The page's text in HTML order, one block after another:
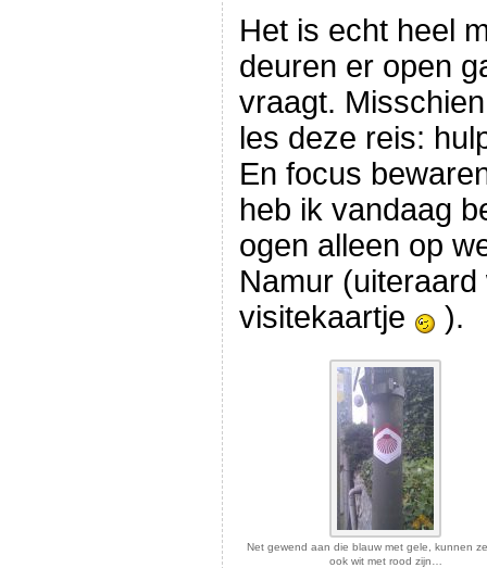
Het is echt heel
deuren er open
vraagt.
les deze reis:
En focus
heb ik vandaag
ogen alleen op
Namur
visitekaartje
).
Net gewend aan die blauw met gele, kunnen
ook wit met rood zijn…